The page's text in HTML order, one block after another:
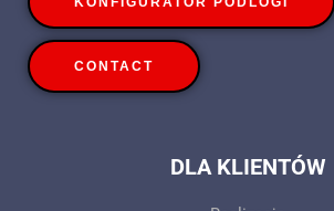
CONTACT
DLA KLIENTÓW